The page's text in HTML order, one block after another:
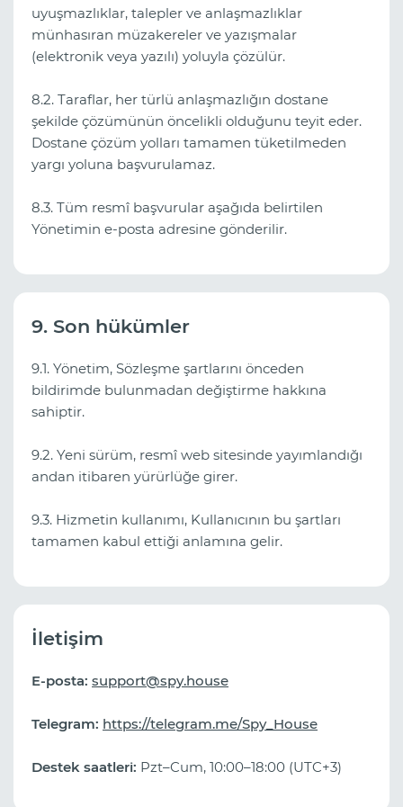
uyuşmazlıklar, talepler ve anlaşmazlıklar
münhasıran müzakereler ve yazışmalar
(elektronik veya yazılı) yoluyla çözülür.
8.2. Taraflar, her türlü anlaşmazlığın dostane
şekilde çözümünün öncelikli olduğunu teyit eder.
Dostane çözüm yolları tamamen tüketilmeden
yargı yoluna başvurulamaz.
8.3. Tüm resmî başvurular aşağıda belirtilen
Yönetimin e‑posta adresine gönderilir.
9. Son hükümler
9.1. Yönetim, Sözleşme şartlarını önceden
bildirimde bulunmadan değiştirme hakkına
sahiptir.
9.2. Yeni sürüm, resmî web sitesinde yayımlandığı
andan itibaren yürürlüğe girer.
9.3. Hizmetin kullanımı, Kullanıcının bu şartları
tamamen kabul ettiği anlamına gelir.
İletişim
E-posta: support@spy.house
Telegram: https://telegram.me/Spy_House
Destek saatleri: Pzt–Cum, 10:00–18:00 (UTC+3)